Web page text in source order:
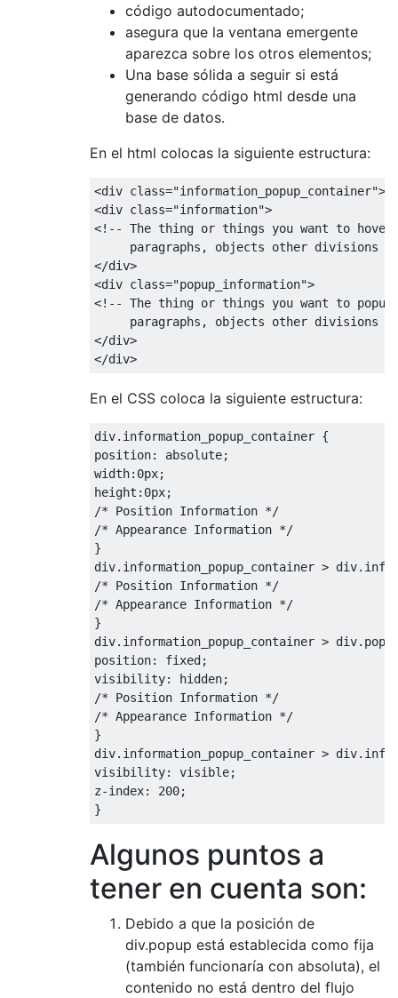
código autodocumentado;
asegura que la ventana emergente
aparezca sobre los otros elementos;
Una base sólida a seguir si está
generando código html desde una
base de datos.
En el html colocas la siguiente estructura:
<div class="information_popup_container">
<div class="information">
<!-- The thing or things you want to
paragraphs, objects other divisions
</div>
<div class="popup_information">
<!-- The thing or things you want to
paragraphs, objects other divisions
</div>
</div>
En el CSS coloca la siguiente estructura:
div. information_popup_container {
position: absolute;
width: 0px;
height : 0px;
/* Position Information */
/* Appearance Information */
}
div. information_popup_container > div.
/* Position Information */
/* Appearance Information */
}
div. information_popup_container > div.
position: fixed;
visibility: hidden;
/* Position Information */
/* Appearance Information */
}
div. information_popup_container > div.
visibility: visible;
z-index: 200;
}
Algunos puntos a
tener en cuenta son:
Debido a que la posición de
div.popup está establecida como fija
(también funcionaría con absoluta), el
contenido no está dentro del flujo